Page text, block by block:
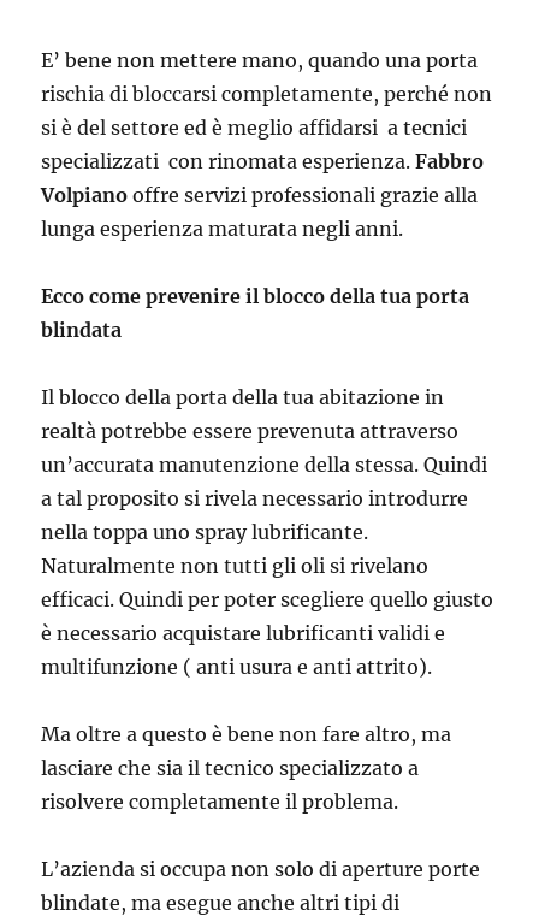
E’ bene non mettere mano, quando una porta
rischia di bloccarsi completamente, perché non
si è del settore ed è meglio affidarsi a tecnici
specializzati con rinomata esperienza. Fabbro
Volpiano offre servizi professionali grazie alla
lunga esperienza maturata negli anni.
Ecco come prevenire il blocco della tua porta
blindata
Il blocco della porta della tua abitazione in
realtà potrebbe essere prevenuta attraverso
un’accurata manutenzione della stessa. Quindi
a tal proposito si rivela necessario introdurre
nella toppa uno spray lubrificante.
Naturalmente non tutti gli oli si rivelano
efficaci. Quindi per poter scegliere quello giusto
è necessario acquistare lubrificanti validi e
multifunzione ( anti usura e anti attrito).
Ma oltre a questo è bene non fare altro, ma
lasciare che sia il tecnico specializzato a
risolvere completamente il problema.
L’azienda si occupa non solo di aperture porte
blindate, ma esegue anche altri tipi di